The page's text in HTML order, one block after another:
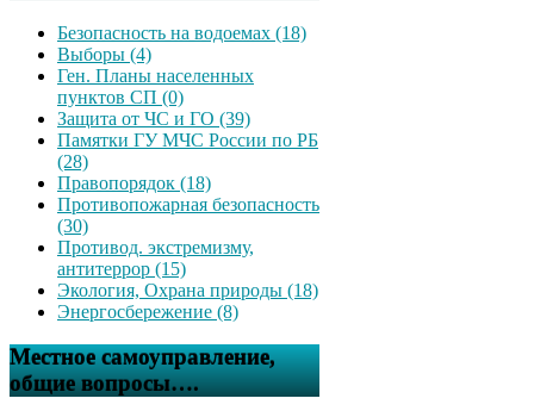
Безопасность на водоемах (18)
Выборы (4)
Ген. Планы населенных
пунктов СП (0)
Защита от ЧС и ГО (39)
Памятки ГУ МЧС России по РБ
(28)
Правопорядок (18)
Противопожарная безопасность
(30)
Противод. экстремизму,
антитеррор (15)
Экология, Охрана природы (18)
Энергосбережение (8)
Местное самоуправление,
общие вопросы….